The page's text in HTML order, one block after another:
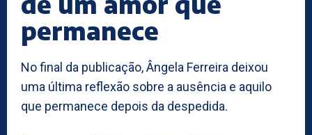
permanece
No final da publicação, Ângela Ferreira deixou
uma última reflexão sobre a ausência e aquilo
que permanece depois da despedida.